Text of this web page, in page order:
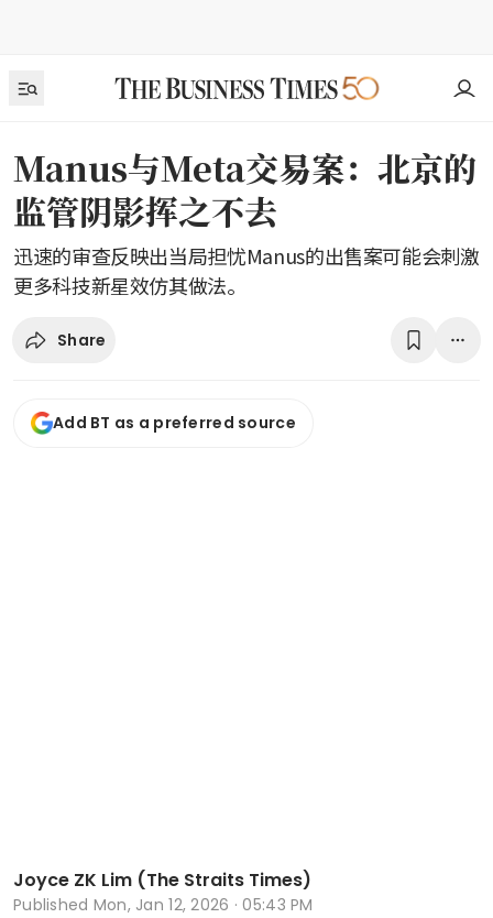
Manus与Meta交易案：北京的
监管阴影挥之不去
迅速的审查反映出当局担忧Manus的出售案可能会刺激
更多科技新星效仿其做法。
Share
Add BT as a preferred source
Joyce ZK Lim (The Straits Times)
Published Mon, Jan 12, 2026 · 05:43 PM